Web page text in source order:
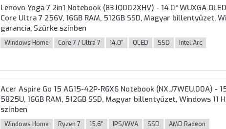
Lenovo Yoga 7 2in1 Notebook (83JQ002XHV) - 14.0" WUXGA
Core Ultra 7 256V, 16GB RAM, 512GB SSD, Magyar billentyűzet,
garancia, Szürke színben
Windows Home Core 7 / Ultra 7 14.0" OLED SSD Intel Arc
Acer Aspire Go 15 AG15-42P-R6X6 Notebook (NX.J7WEU.00A) -
5825U, 16GB RAM, 512GB SSD, Magyar billentyűzet, Windows 11
színben
Windows Home Ryzen 7 15.6" IPS/WVA SSD AMD Radeon